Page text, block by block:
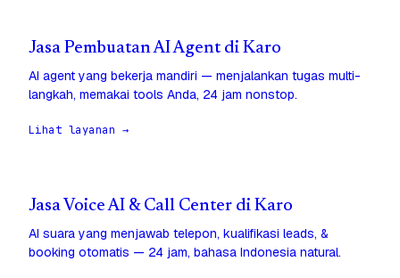
Jasa Pembuatan AI Agent di Karo
AI agent yang bekerja mandiri — menjalankan tugas multi-
langkah, memakai tools Anda, 24 jam nonstop.
Lihat layanan →
Jasa Voice AI & Call Center di Karo
AI suara yang menjawab telepon, kualifikasi leads, &
booking otomatis — 24 jam, bahasa Indonesia natural.